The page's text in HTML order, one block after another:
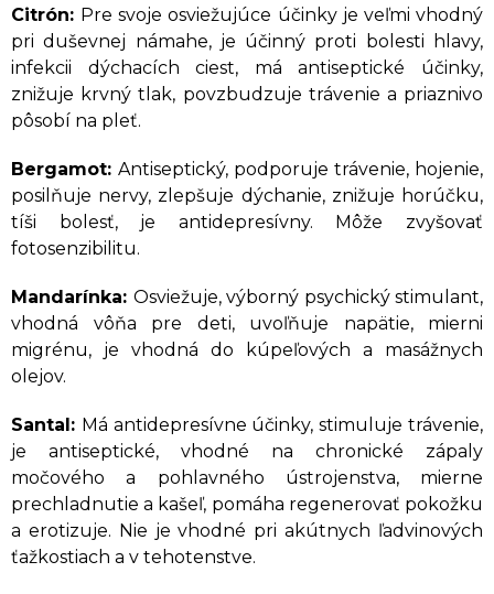
Citrón: Pre svoje osviežujúce účinky je veľmi vhodný
pri duševnej námahe, je účinný proti bolesti hlavy,
infekcii dýchacích ciest, má antiseptické účinky,
znižuje krvný tlak, povzbudzuje trávenie a priaznivo
pôsobí na pleť.
Bergamot: Antiseptický, podporuje trávenie, hojenie,
posilňuje nervy, zlepšuje dýchanie, znižuje horúčku,
tíši bolesť, je antidepresívny. Môže zvyšovať
fotosenzibilitu.
Mandarínka: Osviežuje, výborný psychický stimulant,
vhodná vôňa pre deti, uvoľňuje napätie, mierni
migrénu, je vhodná do kúpeľových a masážnych
olejov.
Santal: Má antidepresívne účinky, stimuluje trávenie,
je antiseptické, vhodné na chronické zápaly
močového a pohlavného ústrojenstva, mierne
prechladnutie a kašeľ, pomáha regenerovať pokožku
a erotizuje. Nie je vhodné pri akútnych ľadvinových
ťažkostiach a v tehotenstve.